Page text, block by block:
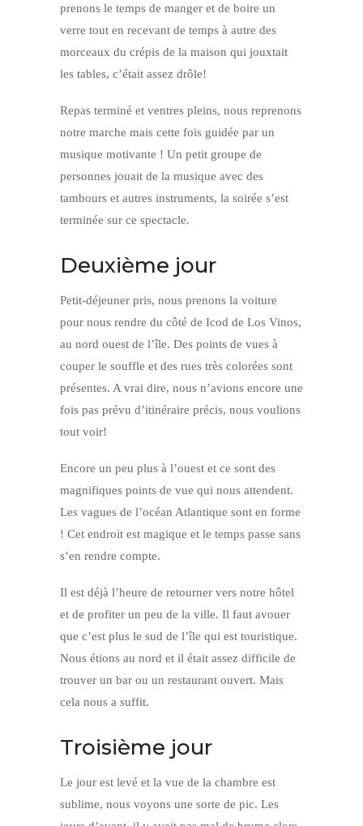
prenons le temps de manger et de boire un
verre tout en recevant de temps à autre des
morceaux du crépis de la maison qui jouxtait
les tables, c’était assez drôle!
Repas terminé et ventres pleins, nous reprenons
notre marche mais cette fois guidée par un
musique motivante ! Un petit groupe de
personnes jouait de la musique avec des
tambours et autres instruments, la soirée s’est
terminée sur ce spectacle.
Deuxième jour
Petit-déjeuner pris, nous prenons la voiture
pour nous rendre du côté de Icod de Los Vinos,
au nord ouest de l’île. Des points de vues à
couper le souffle et des rues très colorées sont
présentes. A vrai dire, nous n’avions encore une
fois pas prévu d’itinéraire précis, nous voulions
tout voir!
Encore un peu plus à l’ouest et ce sont des
magnifiques points de vue qui nous attendent.
Les vagues de l’océan Atlantique sont en forme
! Cet endroit est magique et le temps passe sans
s’en rendre compte.
Il est déjà l’heure de retourner vers notre hôtel
et de profiter un peu de la ville. Il faut avouer
que c’est plus le sud de l’île qui est touristique.
Nous étions au nord et il était assez difficile de
trouver un bar ou un restaurant ouvert. Mais
cela nous a suffit.
Troisième jour
Le jour est levé et la vue de la chambre est
sublime, nous voyons une sorte de pic. Les